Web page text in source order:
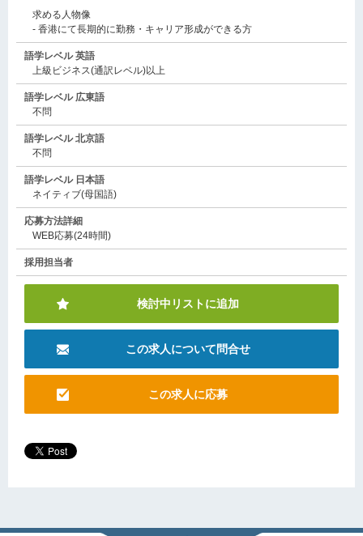
求める人物像
- 香港にて長期的に勤務・キャリア形成ができる方
語学レベル 英語
上級ビジネス(通訳レベル)以上
語学レベル 広東語
不問
語学レベル 北京語
不問
語学レベル 日本語
ネイティブ(母国語)
応募方法詳細
WEB応募(24時間)
採用担当者
検討中リストに追加
この求人について問合せ
この求人に応募